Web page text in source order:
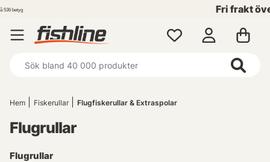
Hem Fiskerullar Flugfiskerullar & Extraspolar
Flugrullar
Flugrullar